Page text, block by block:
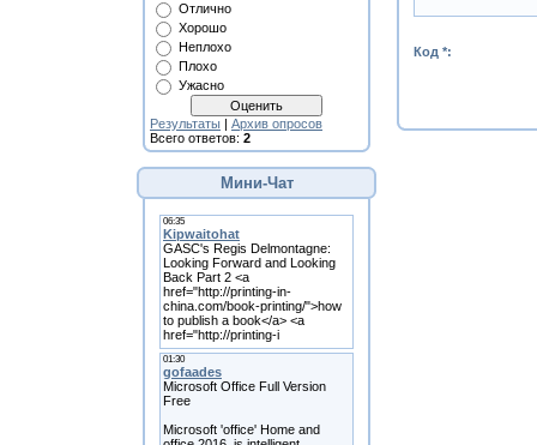
Отлично
Хорошо
Неплохо
Плохо
Ужасно
Результаты | Архив опросов
Всего ответов: 2
Мини-Чат
Код *: